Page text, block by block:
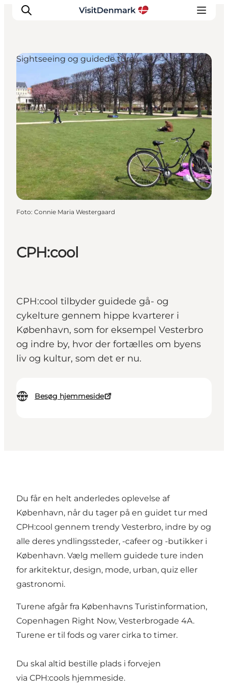
Inspiration
Destinationer
Oplevelser
Overnatning
Planlæg ferien
CPH:cool
CPH:cool tilbyder guidede gå- og
cykelture gennem hippe kvarterer i
København, som for eksempel Vesterbro
og indre by, hvor der fortælles om byens
liv og kultur, som det er nu.
Besøg hjemmeside
Sightseeing og guidede ture
Foto: Connie Maria Westergaard
Du får en helt anderledes oplevelse af
København, når du tager på en guidet tur med
CPH:cool gennem trendy Vesterbro, indre by og
alle deres yndlingssteder, -cafeer og -butikker i
København. Vælg mellem guidede ture inden
for arkitektur, design, mode, urban, quiz eller
gastronomi.
Turene afgår fra Københavns Turistinformation,
Copenhagen Right Now, Vesterbrogade 4A.
Turene er til fods og varer cirka to timer.
Du skal altid bestille plads i forvejen
via CPH:cools hjemmeside.